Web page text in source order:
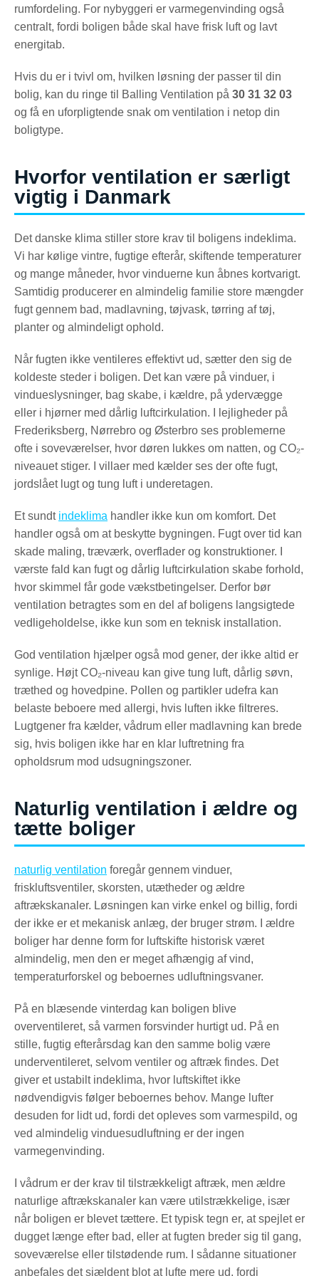
rumfordeling. For nybyggeri er varmegenvinding også
centralt, fordi boligen både skal have frisk luft og lavt
energitab.
Hvis du er i tvivl om, hvilken løsning der passer til din
bolig, kan du ringe til Balling Ventilation på 30 31 32 03
og få en uforpligtende snak om ventilation i netop din
boligtype.
Hvorfor ventilation er særligt
vigtig i Danmark
Det danske klima stiller store krav til boligens indeklima.
Vi har kølige vintre, fugtige efterår, skiftende temperaturer
og mange måneder, hvor vinduerne kun åbnes kortvarigt.
Samtidig producerer en almindelig familie store mængder
fugt gennem bad, madlavning, tøjvask, tørring af tøj,
planter og almindeligt ophold.
Når fugten ikke ventileres effektivt ud, sætter den sig de
koldeste steder i boligen. Det kan være på vinduer, i
vindueslysninger, bag skabe, i kældre, på ydervægge
eller i hjørner med dårlig luftcirkulation. I lejligheder på
Frederiksberg, Nørrebro og Østerbro ses problemerne
ofte i soveværelser, hvor døren lukkes om natten, og CO₂-
niveauet stiger. I villaer med kælder ses der ofte fugt,
jordslået lugt og tung luft i underetagen.
Et sundt indeklima handler ikke kun om komfort. Det
handler også om at beskytte bygningen. Fugt over tid kan
skade maling, træværk, overflader og konstruktioner. I
værste fald kan fugt og dårlig luftcirkulation skabe forhold,
hvor skimmel får gode vækstbetingelser. Derfor bør
ventilation betragtes som en del af boligens langsigtede
vedligeholdelse, ikke kun som en teknisk installation.
God ventilation hjælper også mod gener, der ikke altid er
synlige. Højt CO₂-niveau kan give tung luft, dårlig søvn,
træthed og hovedpine. Pollen og partikler udefra kan
belaste beboere med allergi, hvis luften ikke filtreres.
Lugtgener fra kælder, vådrum eller madlavning kan brede
sig, hvis boligen ikke har en klar luftretning fra
opholdsrum mod udsugningszoner.
Naturlig ventilation i ældre og
tætte boliger
naturlig ventilation foregår gennem vinduer,
friskluftsventiler, skorsten, utætheder og ældre
aftrækskanaler. Løsningen kan virke enkel og billig, fordi
der ikke er et mekanisk anlæg, der bruger strøm. I ældre
boliger har denne form for luftskifte historisk været
almindelig, men den er meget afhængig af vind,
temperaturforskel og beboernes udluftningsvaner.
På en blæsende vinterdag kan boligen blive
overventileret, så varmen forsvinder hurtigt ud. På en
stille, fugtig efterårsdag kan den samme bolig være
underventileret, selvom ventiler og aftræk findes. Det
giver et ustabilt indeklima, hvor luftskiftet ikke
nødvendigvis følger beboernes behov. Mange lufter
desuden for lidt ud, fordi det opleves som varmespild, og
ved almindelig vinduesudluftning er der ingen
varmegenvinding.
I vådrum er der krav til tilstrækkeligt aftræk, men ældre
naturlige aftrækskanaler kan være utilstrækkelige, især
når boligen er blevet tættere. Et typisk tegn er, at spejlet er
dugget længe efter bad, eller at fugten breder sig til gang,
soveværelse eller tilstødende rum. I sådanne situationer
anbefales det sjældent blot at lufte mere ud, fordi